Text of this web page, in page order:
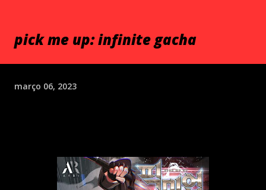
pick me up: infinite gacha
março 06, 2023